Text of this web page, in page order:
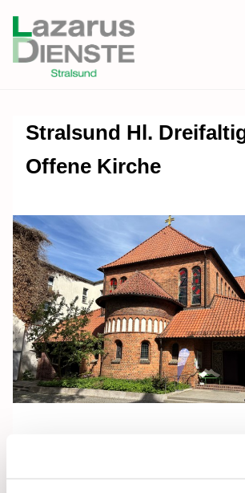
Stralsund Hl.
Offene Kirche
Mittwoch, 19. August 2026,